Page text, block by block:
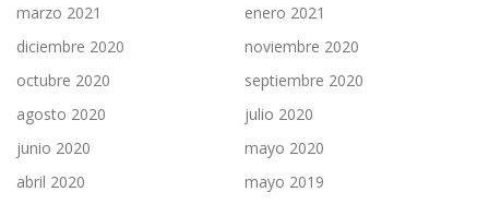
marzo 2021
enero 2021
diciembre 2020
noviembre 2020
octubre 2020
septiembre 2020
agosto 2020
julio 2020
junio 2020
mayo 2020
abril 2020
mayo 2019